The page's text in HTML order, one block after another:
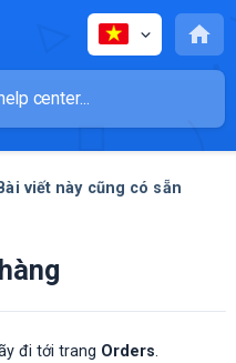
Bài viết này cũng có sẵn
đi tới trang Orders.